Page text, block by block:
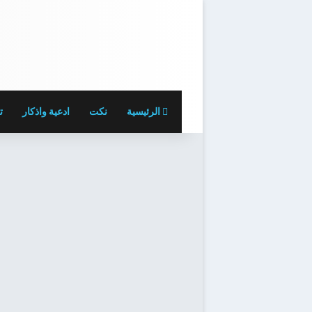
الرئيسية نكت ادعية واذكار